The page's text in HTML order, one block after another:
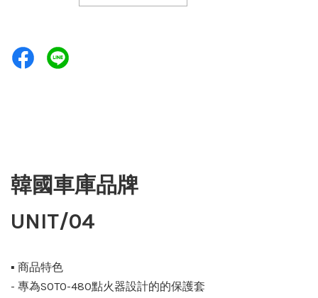
韓國車庫品牌
UNIT/04
▪️ 商品特色
- 專為SOTO-480點火器設計的的保護套